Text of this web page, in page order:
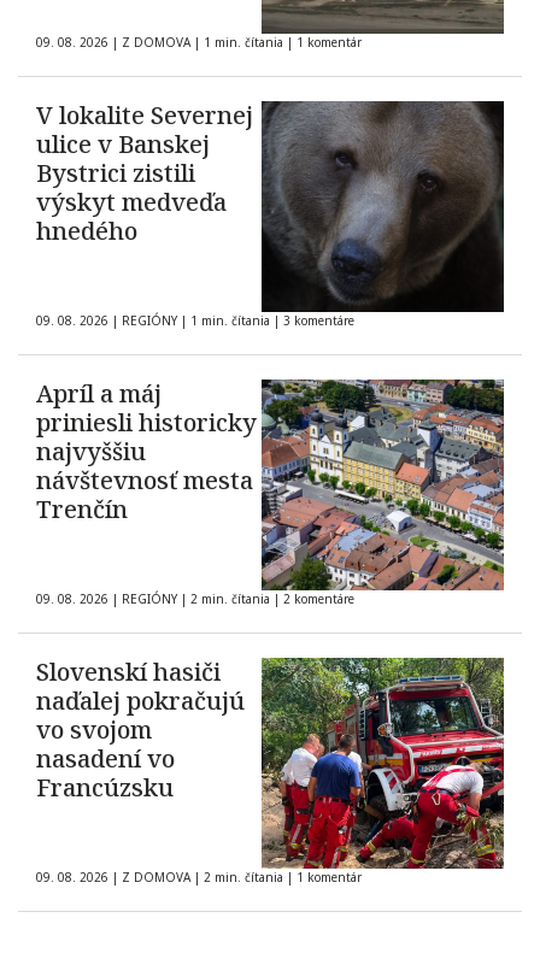
09. 08. 2026 | Z DOMOVA | 1 min. čítania | 1 komentár
V lokalite Severnej
ulice v Banskej
Bystrici zistili
výskyt medveďa
hnedého
09. 08. 2026 | REGIÓNY | 1 min. čítania | 3 komentáre
Apríl a máj
priniesli historicky
najvyššiu
návštevnosť mesta
Trenčín
09. 08. 2026 | REGIÓNY | 2 min. čítania | 2 komentáre
Slovenskí hasiči
naďalej pokračujú
vo svojom
nasadení vo
Francúzsku
09. 08. 2026 | Z DOMOVA | 2 min. čítania | 1 komentár